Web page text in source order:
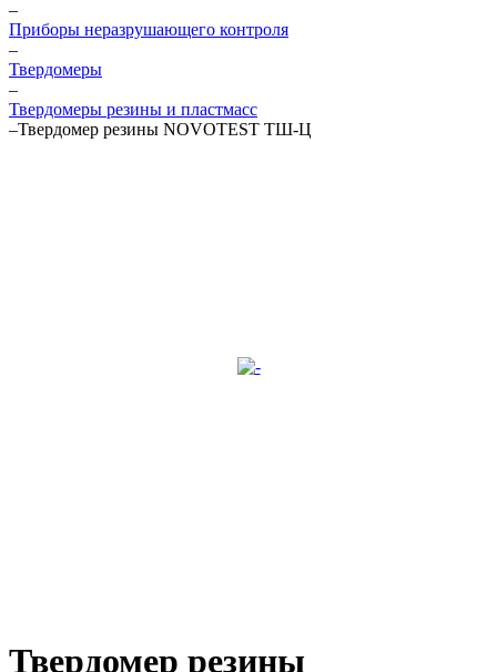
–
Приборы неразрушающего контроля
–
Твердомеры
–
Твердомеры резины и пластмасс
–Твердомер резины NOVOTEST ТШ-Ц
Твердомер резины